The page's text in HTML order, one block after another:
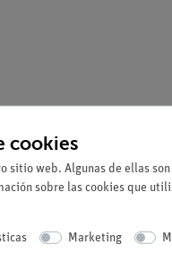
afectados por el
alvéolos, bronquiolos,
cookies
sitio web. Algunas de ellas
sobre las cookies que
Marketing